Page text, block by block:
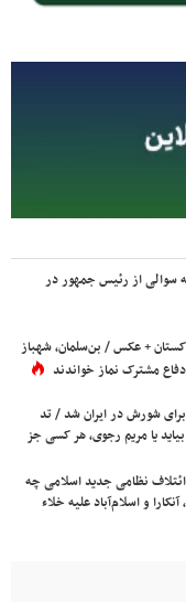
سوالی از رئیس جمهور در
+ عکس / بن‌سلمان، شهباز
مشترک نماز خواندند
برای شورش در ایران شد / تد
یا مریم رجوی، هر کسی جز
نظامی جدید اسلامی چه
و اسلام‌آباد علیه خلاء